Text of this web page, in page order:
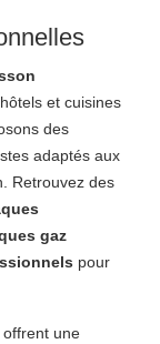
et cuisines
des
adaptés aux
Retrouvez des
gaz
pour
offrent une